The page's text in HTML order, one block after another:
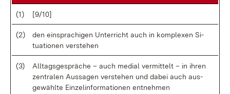
(1) [9/10]
(2)
den ein­spra­chi­gen Un­ter­richt auch in kom­ple­xen Si­
tua­tio­nen ver­ste­hen
(3)
All­tags­ge­sprä­che – auch me­di­al ver­mit­telt – in ih­ren
zen­tra­len Aus­sa­gen ver­ste­hen und da­bei auch aus­
ge­wähl­te Ein­zel­in­for­ma­tio­nen ent­neh­men